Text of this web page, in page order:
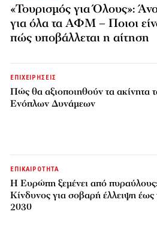
«Τουρισμός για Όλους»:
για όλα τα ΑΦΜ – Ποιοι
πώς υποβάλλεται η αίτηση
ΕΠΙΧΕΙΡΗΣΕΙΣ
Πώς θα αξιοποιηθούν τα ακίνητα
Ενόπλων Δυνάμεων
ΕΠΙΚΑΙΡΟΤΗΤΑ
H Ευρώπη ξεμένει από πυραύλους:
Κίνδυνος για σοβαρή έλλειψη έως
2030